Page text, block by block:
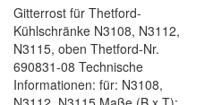
Gitterrost für Thetford-
Kühlschränke N3108, N3112,
N3115, oben Thetford-Nr.
690831-08 Technische
Informationen: für: N3108,